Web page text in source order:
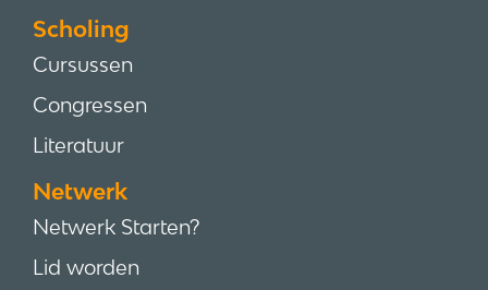
Scholing
Cursussen
Congressen
Literatuur
Netwerk
Netwerk Starten?
Lid worden